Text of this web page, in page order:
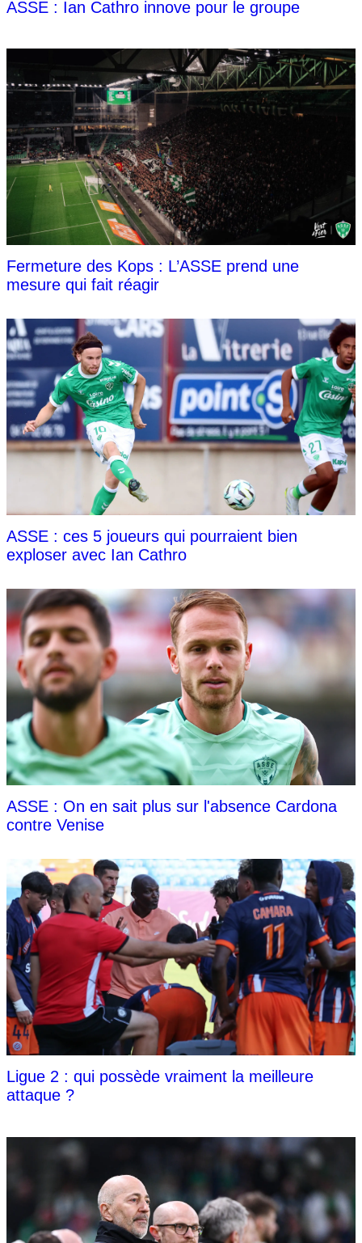
ASSE : Ian Cathro innove pour le groupe
Fermeture des Kops : L’ASSE prend une
mesure qui fait réagir
ASSE : ces 5 joueurs qui pourraient bien
exploser avec Ian Cathro
ASSE : On en sait plus sur l'absence Cardona
contre Venise
Ligue 2 : qui possède vraiment la meilleure
attaque ?